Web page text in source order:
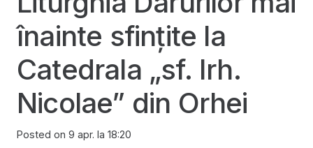
înainte sfințite la
Catedrala „sf. Irh.
Nicolae” din Orhei
Posted on 9 apr. la 18:20